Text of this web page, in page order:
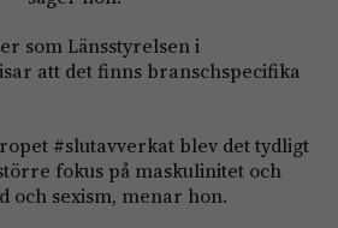
som Länsstyrelsen i
att det finns branschspecifika
#slutavverkat blev det tydligt
fokus på maskulinitet och
och sexism, menar hon.